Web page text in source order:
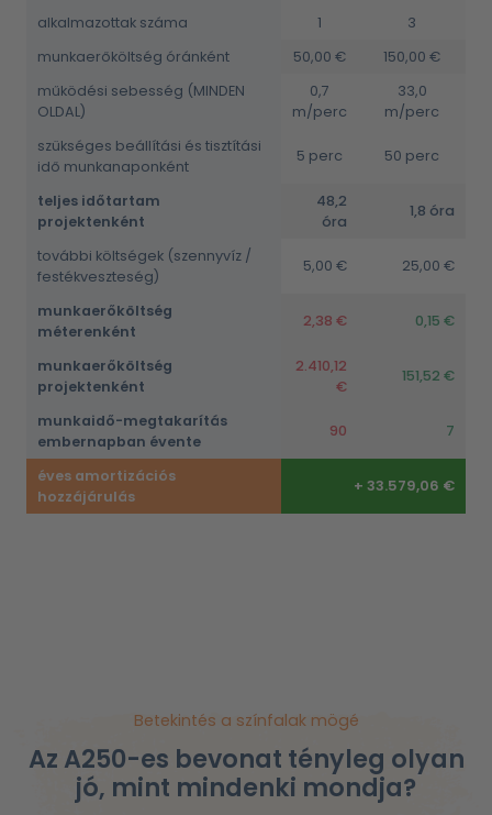
alkalmazottak száma
1
3
munkaerőköltség óránként
50,00 €
150,00 €
működési sebesség (MINDEN
OLDAL)
0,7
m/perc
33,0
m/perc
szükséges beállítási és tisztítási
idő munkanaponként
5 perc 50 perc
teljes időtartam
projektenként
48,2
óra
1,8 óra
további költségek (szennyvíz /
festékveszteség)
5,00 € 25,00 €
munkaerőköltség
méterenként
2,38 € 0,15 €
munkaerőköltség
projektenként
2.410,12
€
151,52 €
munkaidő-megtakarítás
embernapban évente
90 7
éves amortizációs
hozzájárulás
+ 33.579,06 €
Betekintés a színfalak mögé
Az A250-es bevonat tényleg olyan
jó, mint mindenki mondja?